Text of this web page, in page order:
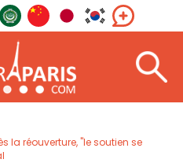
la réouverture, "le soutien se